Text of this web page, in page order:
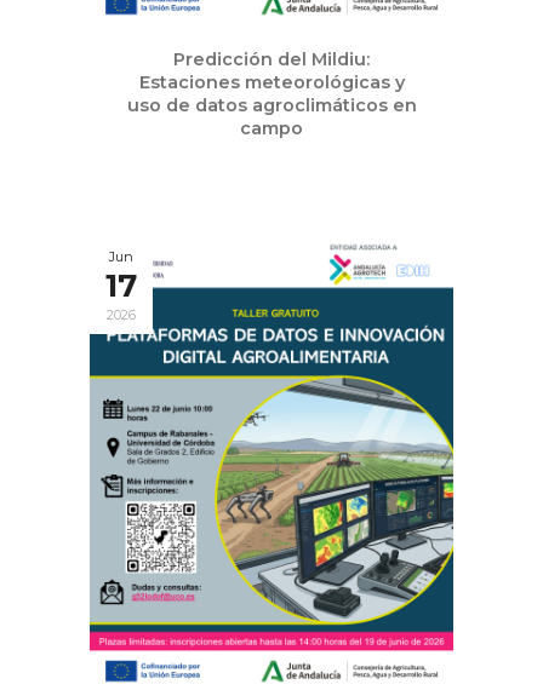
Predicción del Mildiu:
Estaciones meteorológicas y
uso de datos agroclimáticos en
campo
Jun
17
2026